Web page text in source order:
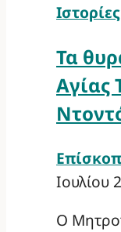
Ιστορίες
Τα
Αγίας
Ιουλίου
Ο